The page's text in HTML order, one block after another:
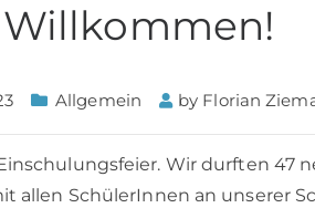
Allgemein by Florian
Wir durften 47
allen SchülerInnen an unserer